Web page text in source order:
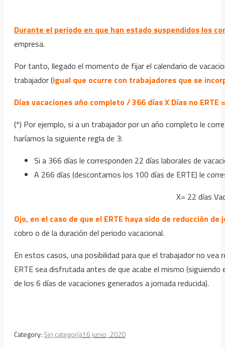
Durante el periodo en que han estado suspendidos los
empresa.
Por tanto, llegado el momento de fijar el calendario de
trabajador (igual que ocurre con trabajadores que se
Días vacaciones año completo / 366 días X Días no ERTE
(*) Por ejemplo, si a un trabajador por un año completo le
haríamos la siguiente regla de 3:
Si a 366 días le corresponden 22 días laborales de
A 266 días (descontamos los 100 días de ERTE) le
X= 22 días
Ojo, en el caso de que el ERTE haya sido de reducción
cobro o de la duración del periodo vacacional.
En estos casos, una posibilidad para que el trabajador no vea
ERTE sea disfrutada antes de que acabe el mismo
de los 6 días de vacaciones generados a jornada reducida).
Category: Sin categoría16 junio, 2020